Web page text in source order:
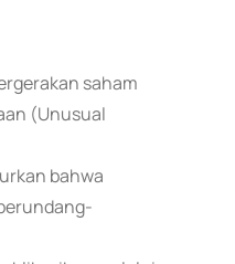
saham
(Unusual
bahwa